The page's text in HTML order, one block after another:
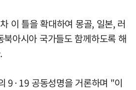
이 틀을 확대하여 몽골, 일본, 러
북아시아 국가들도 함께하도록 해
9·19 공동성명을 거론하며 "이